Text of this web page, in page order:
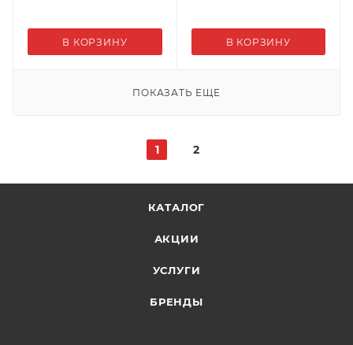
В КОРЗИНУ В КОРЗИНУ
ПОКАЗАТЬ ЕЩЕ
1 2
КАТАЛОГ
АКЦИИ
УСЛУГИ
БРЕНДЫ